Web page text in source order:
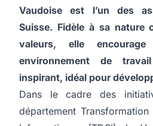
Vaudoise est l’un des
Suisse. Fidèle à sa nature
valeurs, elle
environnement de
inspirant, idéal pour
Dans le cadre des
département